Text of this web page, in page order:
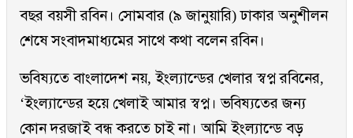
বছর বয়সী রবিন। সোমবার (৯ জানুয়ারি) ঢাকার অনুশীলন
শেষে সংবাদমাধ্যমের সাথে কথা বলেন রবিন।
ভবিষ্যতে বাংলাদেশ নয়, ইংল্যান্ডের খেলার স্বপ্ন রবিনের,
‘ইংল্যান্ডের হয়ে খেলাই আমার স্বপ্ন। ভবিষ্যতের জন্য
কোন দরজাই বন্ধ করতে চাই না। আমি ইংল্যান্ডে বড়